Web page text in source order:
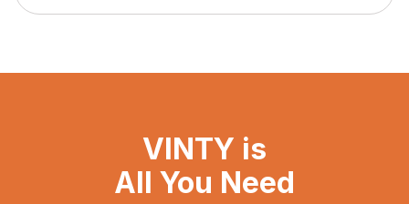
VINTY is
All You Need